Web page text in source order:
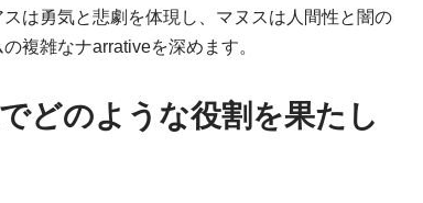
は勇気と悲劇を体現し、マヌスは人間性と闇の
複雑なナarrativeを深めます。
どのような役割を果たし